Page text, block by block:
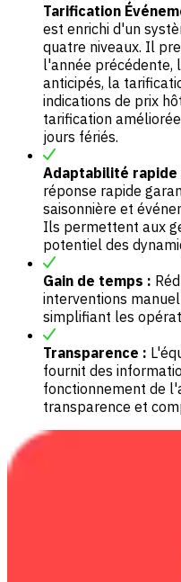
Tarification
est enrichi d'un
quatre niveaux. Il
l'année précédente,
anticipés, la
indications de prix
tarification
jours fériés.
Adaptabilité rapide
réponse rapide
saisonnière et
Ils permettent aux
potentiel des
Gain de temps :
interventions
simplifiant les
Transparence :
fournit des
fonctionnement de
transparence et